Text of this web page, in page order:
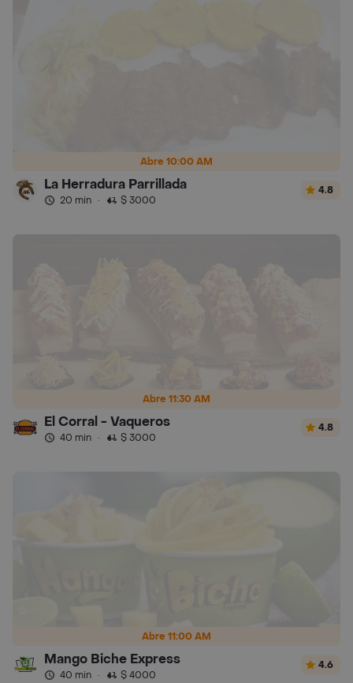
Abre 10:00 AM
La Herradura Parrillada
20 min · $ 3000
4.8
Abre 11:30 AM
El Corral - Vaqueros
40 min · $ 3000
4.8
Abre 11:00 AM
Mango Biche Express
40 min · $ 4000
4.6